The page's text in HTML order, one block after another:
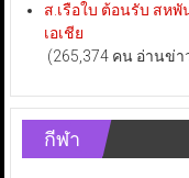
ส.เรือใบ ต้อนรับ สหพั
เอเชีย
(265,374 คน อ่านข่
กีฬา